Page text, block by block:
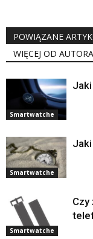
POWIĄZANE
WIĘCEJ OD AUTORA
Smartwatche
Smartwatche
Smartwatche